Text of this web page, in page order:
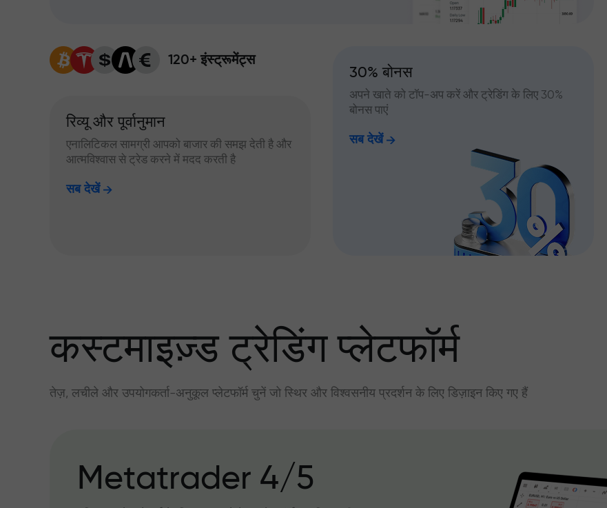
120+ इंस्ट्रूमेंट्स
रिव्यू और पूर्वानुमान
एनालिटिकल सामग्री आपको बाजार की समझ देती है और
आत्मविश्वास से ट्रेड करने में मदद करती है
सब देखें
30% बोनस
अपने खाते को टॉप-अप करें और ट्रेडिंग के लिए 30%
बोनस पाएं
सब देखें
कस्टमाइज़्ड ट्रेडिंग प्लेटफॉर्म
तेज़, लचीले और उपयोगकर्ता-अनुकूल प्लेटफॉर्म चुनें जो स्थिर और विश्वसनीय प्रदर्शन के लिए डिज़ाइन किए गए हैं
Metatrader 4/5